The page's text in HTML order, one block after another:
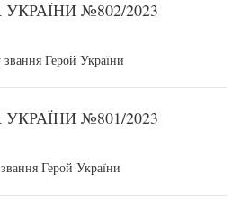
№802/2023
Герой України
№801/2023
Герой України